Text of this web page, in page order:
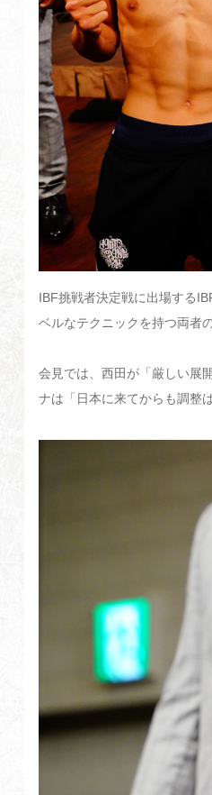
IBF挑戦者決定戦に出場する
ベルなテクニックを持つ両者
会見では、西田が「厳しい展
ナは「日本に来てからも調整